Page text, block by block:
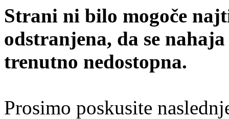
Strani ni bilo mogoče
odstranjena, da se
trenutno nedostopna.
Prosimo poskusite